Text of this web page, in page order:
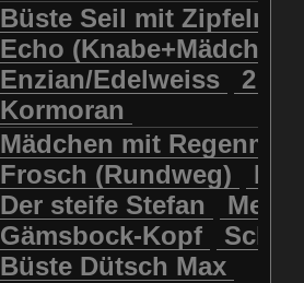
Büste Seil mit
Echo
Enzian/Edelweiss
2
Kormoran
Mädchen mit
Frosch (Rundweg)
Der steife Stefan
Gämsbock-Kopf
Büste Dütsch Max